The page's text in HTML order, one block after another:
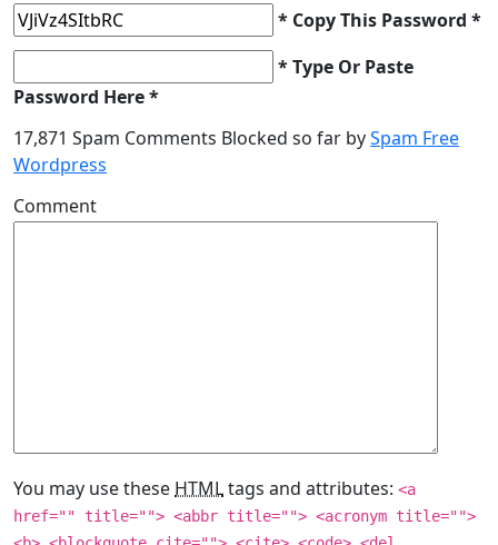
* Copy This Password *
* Type Or Paste
Password Here *
17,871 Spam Comments Blocked so far bySpam Free
Wordpress
Comment
You may use these HTMLtags and attributes: <a
href="" title=""> <abbr title=""> <acronym title="">